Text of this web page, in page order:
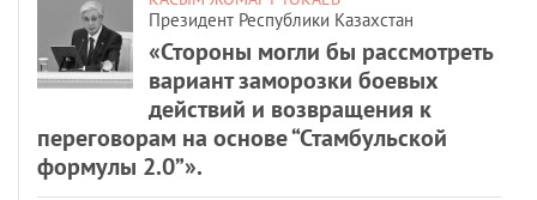
Президент Республики Казахстан
«Стороны могли бы рассмотреть
вариант заморозки боевых
действий и возвращения к
переговорам на основе “Стамбульской
формулы 2.0”».